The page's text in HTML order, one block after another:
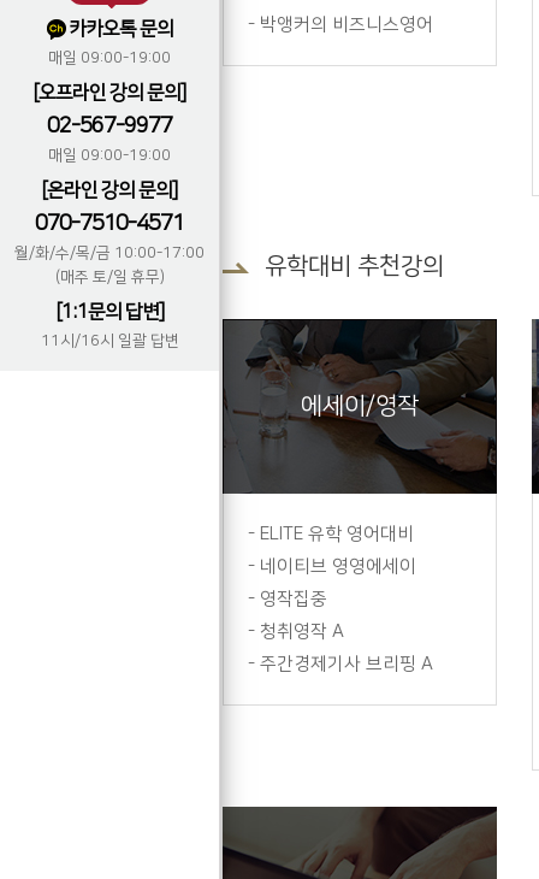
카카오톡 문의
매일 09:00-19:00
[오프라인 강의 문의]
02-567-9977
매일 09:00-19:00
[온라인 강의 문의]
070-7510-4571
월/화/수/목/금 10:00-17:00
(매주 토/일 휴무)
[1:1문의 답변]
11시/16시 일괄 답변
- 박앵커의 비즈니스영어
유학대비 추천강의
에세이/영작
- ELITE 유학 영어대비
- 네이티브 영영에세이
- 영작집중
- 청취영작 A
- 주간경제기사 브리핑 A